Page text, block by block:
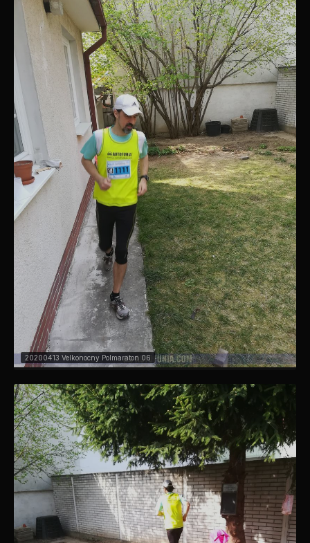
20200413 Velkonocny Polmaraton 06